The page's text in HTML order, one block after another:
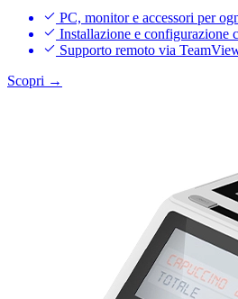
PC, monitor e accessori per
Installazione e configurazione
Supporto remoto via
Scopri →